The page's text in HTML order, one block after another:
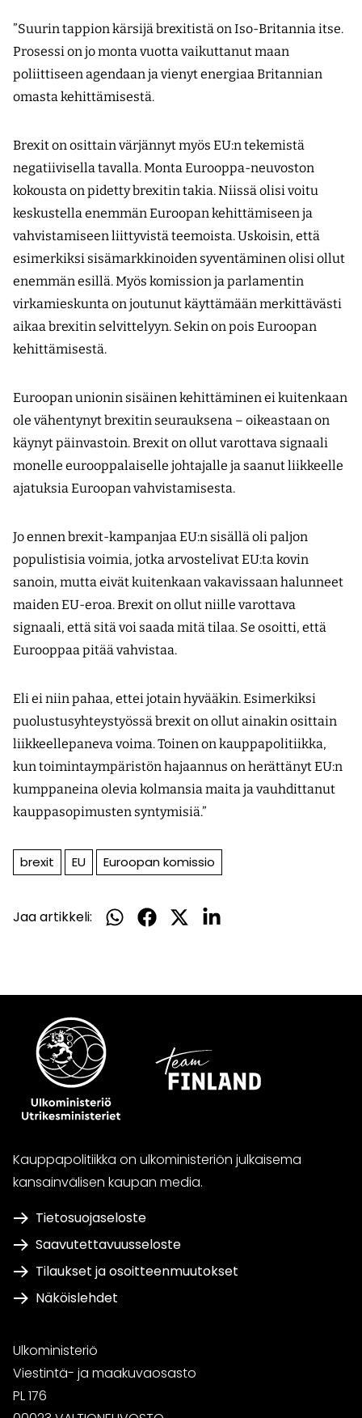
”Suurin tappion kärsijä brexitistä on Iso-Britannia itse.
Prosessi on jo monta vuotta vaikuttanut maan
poliittiseen agendaan ja vienyt energiaa Britannian
omasta kehittämisestä.
Brexit on osittain värjännyt myös EU:n tekemistä
negatiivisella tavalla. Monta Eurooppa-neuvoston
kokousta on pidetty brexitin takia. Niissä olisi voitu
keskustella enemmän Euroopan kehittämiseen ja
vahvistamiseen liittyvistä teemoista. Uskoisin, että
esimerkiksi sisämarkkinoiden syventäminen olisi ollut
enemmän esillä. Myös komission ja parlamentin
virkamieskunta on joutunut käyttämään merkittävästi
aikaa brexitin selvittelyyn. Sekin on pois Euroopan
kehittämisestä.
Euroopan unionin sisäinen kehittäminen ei kuitenkaan
ole vähentynyt brexitin seurauksena – oikeastaan on
käynyt päinvastoin. Brexit on ollut varottava signaali
monelle eurooppalaiselle johtajalle ja saanut liikkeelle
ajatuksia Euroopan vahvistamisesta.
Jo ennen brexit-kampanjaa EU:n sisällä oli paljon
populistisia voimia, jotka arvostelivat EU:ta kovin
sanoin, mutta eivät kuitenkaan vakavissaan halunneet
maiden EU-eroa. Brexit on ollut niille varottava
signaali, että sitä voi saada mitä tilaa. Se osoitti, että
Eurooppaa pitää vahvistaa.
Eli ei niin pahaa, ettei jotain hyvääkin. Esimerkiksi
puolustusyhteystyössä brexit on ollut ainakin osittain
liikkeellepaneva voima. Toinen on kauppapolitiikka,
kun toimintaympäristön hajaannus on herättänyt EU:n
kumppaneina olevia kolmansia maita ja vauhdittanut
kauppasopimusten syntymisiä.”
brexit EU Euroopan komissio
Jaa artikkeli:
Jaa
Jaa
Jaa
Jaa
Kauppapolitiikka on ulkoministeriön julkaisema
kansainvälisen kaupan media.
Tietosuojaseloste
Saavutettavuusseloste
Tilaukset ja osoitteenmuutokset
Näköislehdet
Ulkoministeriö
Viestintä- ja maakuvaosasto
PL 176